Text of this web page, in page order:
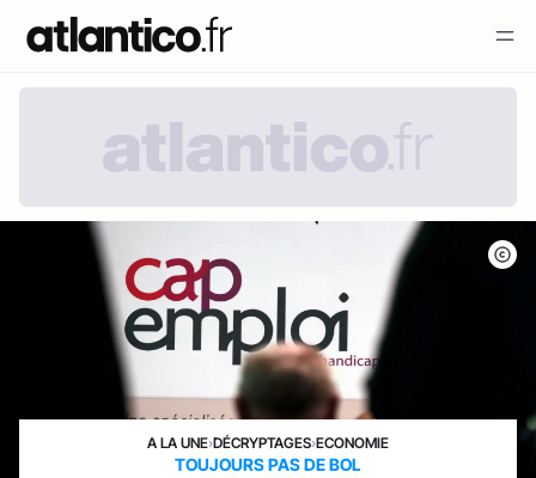
A LA UNE›DÉCRYPTAGES›ECONOMIE
TOUJOURS PAS DE BOL